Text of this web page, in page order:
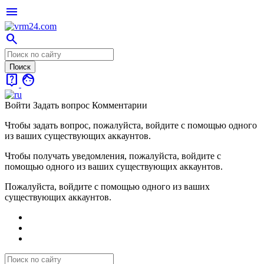
menu
search
live_help face
Войти Задать вопрос Комментарии
Чтобы задать вопрос, пожалуйста, войдите с помощью одного
из ваших существующих аккаунтов.
Чтобы получать уведомления, пожалуйста, войдите с
помощью одного из ваших существующих аккаунтов.
Пожалуйста, войдите с помощью одного из ваших
существующих аккаунтов.